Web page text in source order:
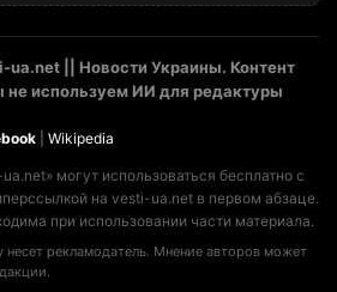
ua.net || Новости Украины. Контент
используем ИИ для редактуры
Wikipedia
могут использоваться бесплатно с
на vesti-ua.net в первом абзаце.
при использовании части материала.
несет рекламодатель. Мнение авторов может